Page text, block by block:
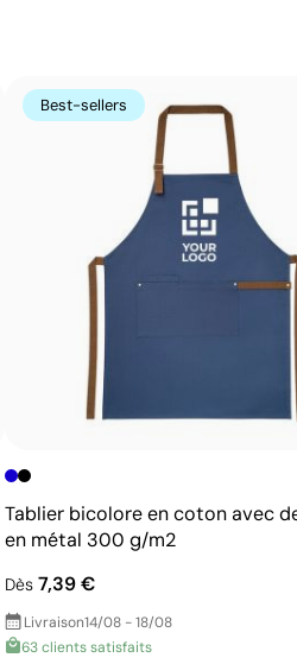
avec couleurs Pantone®
pour quantités moyennes
et bien définies
pour les grandes séries
Best-sellers
Tablier bicolore en coton avec
en métal 300 g/m2
Dès7,39 €
Livraison14/08 - 18/08
63 clients satisfaits